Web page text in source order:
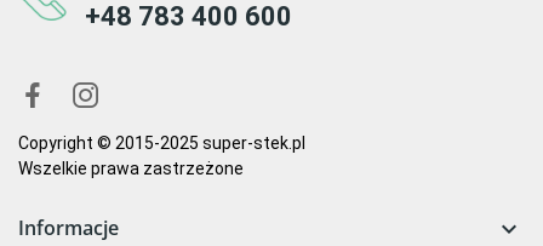
+48 783 400 600
Copyright © 2015-2025 super-stek.pl
Wszelkie prawa zastrzeżone
Informacje 